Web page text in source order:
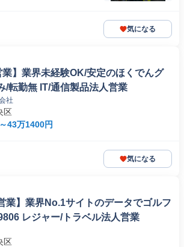
気になる
業】業界未経験OK/安定のほくでんグ
/転勤無 IT/通信製品法人営業
社
区
43万1400円
気になる
業】業界No.1サイトのデータでゴルフ
レジャー/トラベル法人営業
区